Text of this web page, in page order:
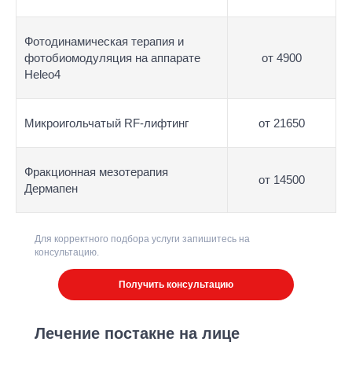
Фотодинамическая терапия и
фотобиомодуляция на аппарате
Heleo4
от 4900
Микроигольчатый RF-лифтинг от 21650
Фракционная мезотерапия
Дермапен
от 14500
Получить консультацию
Для корректного подбора услуги запишитесь на
консультацию.
Лечение постакне на лице